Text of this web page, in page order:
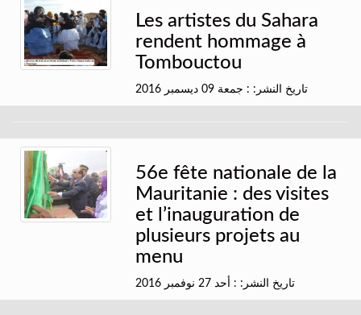
Les artistes du Sahara
rendent hommage à
Tombouctou
تاريخ النشر: : جمعة 09 ديسمبر 2016
56e fête nationale de la
Mauritanie : des visites
et l’inauguration de
plusieurs projets au
menu
تاريخ النشر: : أحد 27 نوفمبر 2016